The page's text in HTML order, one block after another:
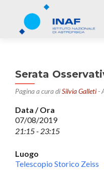
Serata
Pagina a cura diSilvia Galleti-
Data / Ora
07/08/2019
21:15 - 23:15
Luogo
Telescopio Storico Zeiss